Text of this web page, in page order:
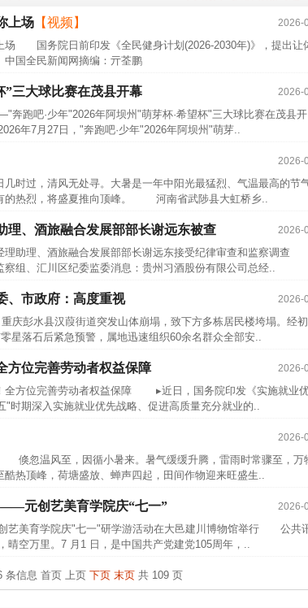
2026-
上场 【视频】
场 国务院日前印发《全民健身计划(2026-2030年)》，提出让
国全民新闻网摘编：亓荃鹏
2026-
”三大球比赛在茂县开幕
跑吧·少年"2026年阿坝州"萌芽杯·希望杯"三大球比赛在茂县开
年7月27日，"奔跑吧·少年"2026年阿坝州"萌芽..
2026-
，清风无处寻。大暑是一年中阳光最猛烈、气温最高的节气
的热烈，将盛夏推向顶峰。 河南省武陟县大虹桥乡..
2026-
理、酒旅融合发展部部长谢远东被查
助理、酒旅融合发展部部长谢远东接受纪律审查和监察调
组、汇川区纪委监委消息：贵州习酒股份有限公司总经..
2026-
市政府：高度重视
彭水县汉葭街道突发山体崩塌，致下方多栋居民楼垮塌。经
星落石后紧急预警，属地迅速组织60余名群众全部安..
2026-
方位完善劳动者权益保障
方位完善劳动者权益保障 ▸近日，国务院印发《实施就业
"时期深入实施就业优先战略、促进高质量充分就业的..
2026-
忽温风至，因循小暑来。暑气缓缓升腾，雷雨时常骤至，万
热顶峰，荷塘盛放、蝉声四起，田间作物迎来旺盛生..
2026-
元创艺美育学院庆“七一”
艺美育学院庆"七一"研学游活动在大邑建川博物馆举行 公共
晴空万里。7 月1 日，是中国共产党建党105周年，..
条信息 首页 上页 下页 末页 共 109 页